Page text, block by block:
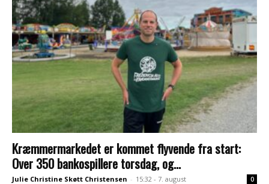
Kræmmermarkedet er kommet flyvende fra start:
Over 350 bankospillere torsdag, og...
Julie Christine Skøtt Christensen - 15:32 - 7. august 0